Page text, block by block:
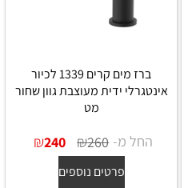
ברז מים קרים 1339 לכיור
אינטגרלי ידית מעוצבת גוון שחור
מט
החל מ- ₪260
₪240
פרטים נוספים